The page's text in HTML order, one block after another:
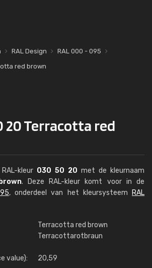
RAL Design
RAL 000 - 095
red brown
20 Terracotta red
kleur 030 50 20 met de kleurnaam
. Deze RAL-kleur komt voor in de
, onderdeel van het kleursysteem
RAL
Terracotta red brown
Terracottarotbraun
value): 20,59